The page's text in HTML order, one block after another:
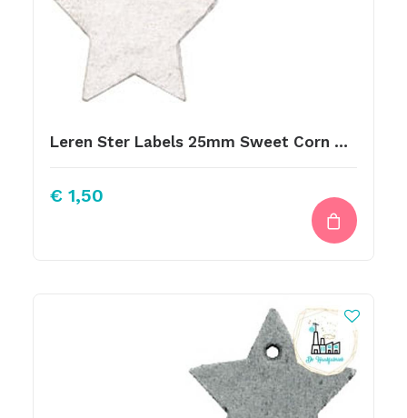
Leren Ster Labels 25mm Sweet Corn Grey
€ 1,50